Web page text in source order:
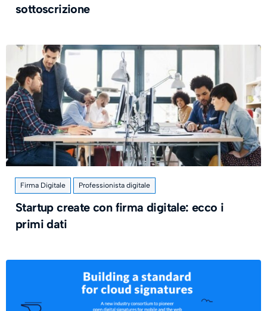
sottoscrizione
Firma Digitale Professionista digitale
Startup create con firma digitale: ecco i
primi dati